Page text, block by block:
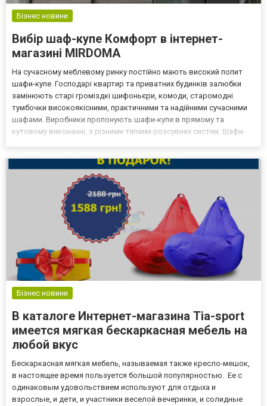
Бізнес новини
Вибір шаф-купе Комфорт в інтернет-
магазині MIRDOMA
На сучасному меблевому ринку постійно мають високий попит
шафи-купе. Господарі квартир та приватних будинків залюбки
замінюють старі громіздкі шифоньєри, комоди, старомодні
тумбочки високоякісними, практичними та надійними сучасними
шафами. Виробники пропонують шафи-купе в прямому та
кутовому виконанні, з різними типами розсувних систем. Шафи-
Бізнес новини
В каталоге Интернет-магазина Tia-sport
имеется мягкая бескаркасная мебель на
любой вкус
Бескаркасная мягкая мебель, называемая также кресло-мешок,
в настоящее время пользуется большой популярностью. Ее с
одинаковым удовольствием используют для отдыха и
взрослые, и дети, и участники веселой вечеринки, и солидные